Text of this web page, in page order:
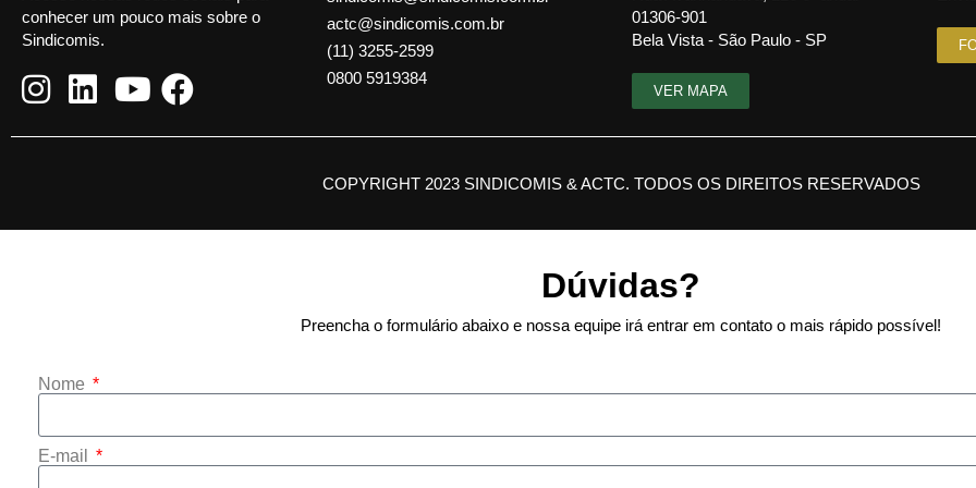
conhecer um pouco mais sobre o
Sindicomis.
actc@sindicomis.com.br
(11) 3255-2599
0800 5919384
01306-901
Bela Vista - São Paulo - SP
VER MAPA
COPYRIGHT 2023 SINDICOMIS & ACTC. TODOS OS DIREITOS RESERVADOS
Dúvidas?
Preencha o formulário abaixo e nossa equipe irá entrar em contato o mais rápido possível!
Nome
E-mail